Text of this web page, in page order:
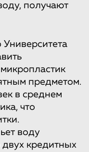
получают
Университета
предметом.
в среднем
что
воду
двух кредитных